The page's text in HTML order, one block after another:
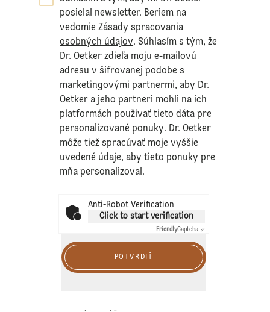
posielal newsletter. Beriem na
vedomieZásady spracovania
osobných údajov. Súhlasím s tým, že
Dr. Oetker zdieľa moju e-mailovú
adresu v šifrovanej podobe s
marketingovými partnermi, aby Dr.
Oetker a jeho partneri mohli na ich
platformách používať tieto dáta pre
personalizované ponuky. Dr. Oetker
môže tiež spracúvať moje vyššie
uvedené údaje, aby tieto ponuky pre
mňa personalizoval.
Anti-Robot Verification
Click to start verification
FriendlyCaptcha ⇗
POTVRDIŤ